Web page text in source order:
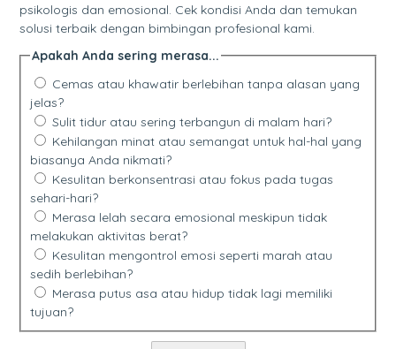
psikologis dan emosional. Cek kondisi Anda dan temukan
solusi terbaik dengan bimbingan profesional kami.
Apakah Anda sering merasa...
jelas?
Sulit tidur atau sering terbangun di malam hari?
biasanya Anda nikmati?
sehari-hari?
melakukan aktivitas berat?
sedih berlebihan?
tujuan?